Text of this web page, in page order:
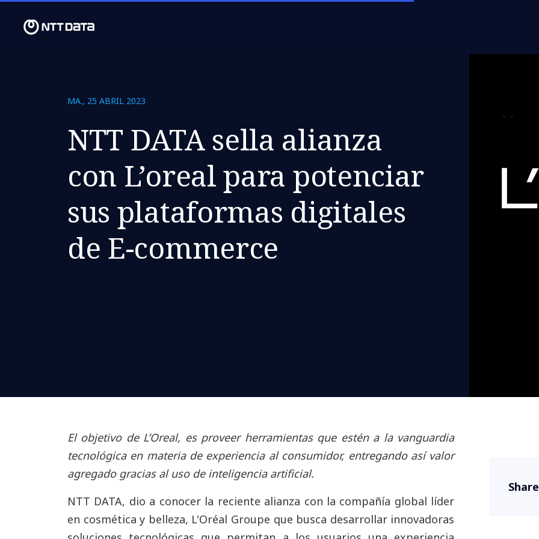
MA., 25 ABRIL 2023
NTT DATA sella alianza
con L’oreal para potenciar
sus plataformas digitales
de E-commerce
El objetivo de L’Oreal, es proveer herramientas que estén a la vanguardia
tecnológica en materia de experiencia al consumidor, entregando así valor
agregado gracias al uso de inteligencia artificial.
NTT DATA, dio a conocer la reciente alianza con la compañía global líder
en cosmética y belleza, L'Oréal Groupe que busca desarrollar innovadoras